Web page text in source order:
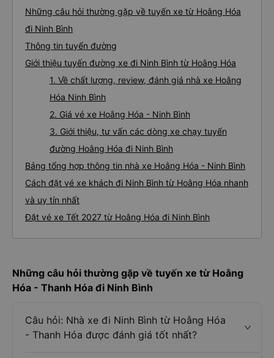
Những câu hỏi thường gặp về tuyến xe từ Hoằng Hóa
đi Ninh Bình
Thông tin tuyến đường
Giới thiệu tuyến đường xe đi Ninh Bình từ Hoằng Hóa
1. Về chất lượng, review, đánh giá nhà xe Hoằng
Hóa Ninh Bình
2. Giá vé xe Hoằng Hóa - Ninh Bình
3. Giới thiệu, tư vấn các dòng xe chạy tuyến
đường Hoằng Hóa đi Ninh Bình
Bảng tổng hợp thông tin nhà xe Hoằng Hóa - Ninh Bình
Cách đặt vé xe khách đi Ninh Bình từ Hoằng Hóa nhanh
và uy tín nhất
Đặt vé xe Tết 2027 từ Hoằng Hóa đi Ninh Bình
Những câu hỏi thường gặp về tuyến xe từ Hoằng
Hóa - Thanh Hóa đi Ninh Bình
Câu hỏi: Nhà xe đi Ninh Bình từ Hoằng Hóa
- Thanh Hóa được đánh giá tốt nhất?